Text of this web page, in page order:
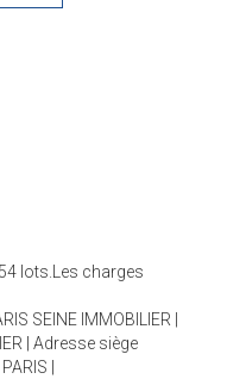
lots.Les charges
SEINE IMMOBILIER |
| Adresse siège
|